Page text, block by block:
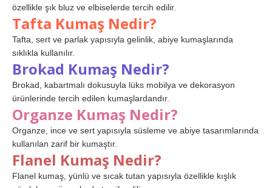
özellikle şık bluz ve elbiselerde tercih edilir.
Tafta Kumaş Nedir?
Tafta, sert ve parlak yapısıyla gelinlik, abiye kumaşlarında
sıklıkla kullanılır.
Brokad Kumaş Nedir?
Brokad, kabartmalı dokusuyla lüks mobilya ve dekorasyon
ürünlerinde tercih edilen kumaşlardandır.
Organze Kumaş Nedir?
Organze, ince ve sert yapısıyla süsleme ve abiye tasarımlarında
kullanılan zarif bir kumaştır.
Flanel Kumaş Nedir?
Flanel kumaş, yünlü ve sıcak tutan yapısıyla özellikle kışlık